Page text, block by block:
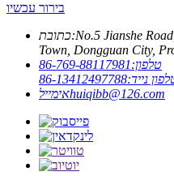
בירור עכשיו
כתובת:No.5 Jianshe
טלפון:86-769-88117981
נייד:86-13412497788
אימיילhuiqibb@126.com